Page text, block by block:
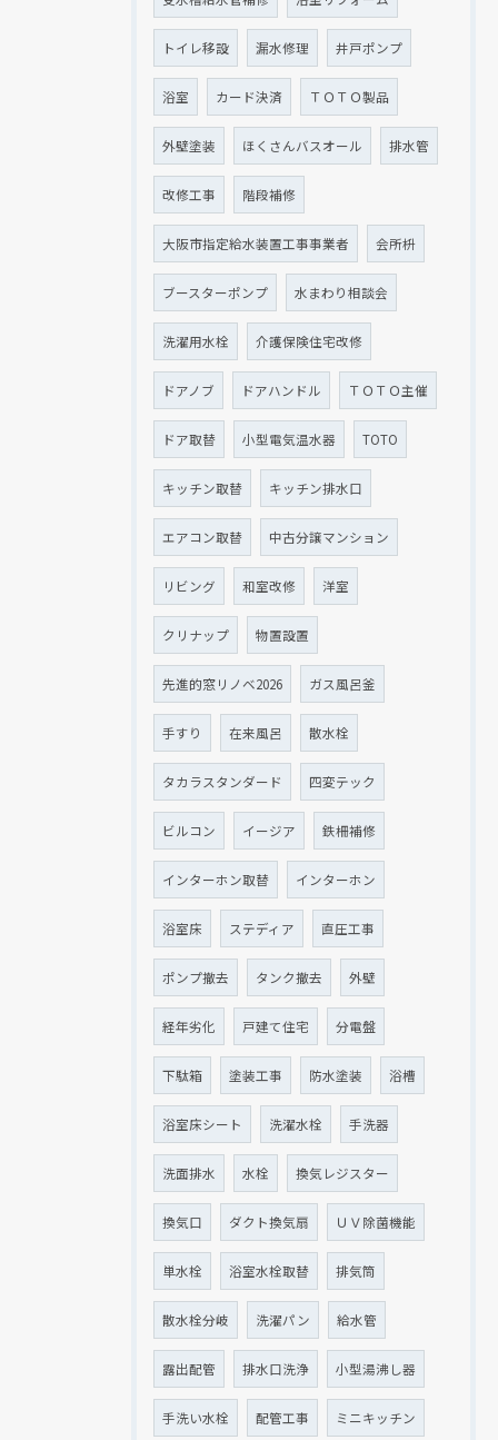
トイレ移設 漏水修理 井戸ポンプ
浴室 カード決済 ＴＯＴＯ製品
外壁塗装 ほくさんバスオール 排水管
改修工事 階段補修
大阪市指定給水装置工事事業者 会所枡
ブースターポンプ 水まわり相談会
洗濯用水栓 介護保険住宅改修
ドアノブ ドアハンドル ＴＯＴＯ主催
ドア取替 小型電気温水器 TOTO
キッチン取替 キッチン排水口
エアコン取替 中古分譲マンション
リビング 和室改修 洋室
クリナップ 物置設置
先進的窓リノベ2026 ガス風呂釜
手すり 在来風呂 散水栓
タカラスタンダード 四変テック
ビルコン イージア 鉄柵補修
インターホン取替 インターホン
浴室床 ステディア 直圧工事
ポンプ撤去 タンク撤去 外壁
経年劣化 戸建て住宅 分電盤
下駄箱 塗装工事 防水塗装 浴槽
浴室床シート 洗濯水栓 手洗器
洗面排水 水栓 換気レジスター
換気口 ダクト換気扇 ＵＶ除菌機能
単水栓 浴室水栓取替 排気筒
散水栓分岐 洗濯パン 給水管
露出配管 排水口洗浄 小型湯沸し器
手洗い水栓 配管工事 ミニキッチン